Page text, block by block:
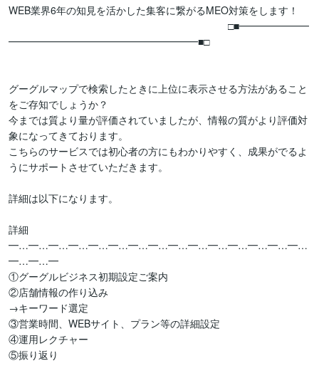
WEB業界6年の知見を活かした集客に繋がるMEO対策をします！
□■━━━━━━━
━━━━━━━━━━━━━━━━━━━■□
グーグルマップで検索したときに上位に表示させる方法があること
をご存知でしょうか？
今までは質より量が評価されていましたが、情報の質がより評価対
象になってきております。
こちらのサービスでは初心者の方にもわかりやすく、成果がでるよ
うにサポートさせていただきます。
詳細は以下になります。
詳細
━…━…━…━…━…━…━…━…━…━…━…━…━…━…━…
━…━…━
①グーグルビジネス初期設定ご案内
②店舗情報の作り込み
→キーワード選定
③営業時間、WEBサイト、プラン等の詳細設定
④運用レクチャー
⑤振り返り